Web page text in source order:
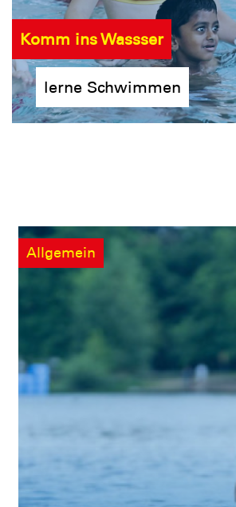
Komm ins Wassser
lerne Schwimmen
Allgemein